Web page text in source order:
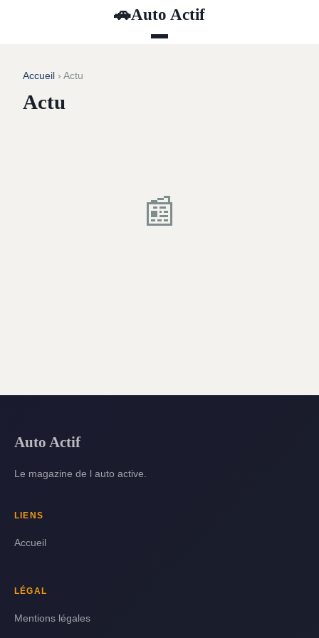
🚗Auto Actif
Accueil › Actu
Actu
📰
Auto Actif
Le magazine de l auto active.
LIENS
Accueil
LÉGAL
Mentions légales